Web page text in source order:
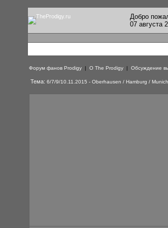
Добро
07 августа
Форум фанов Prodigy | О The Prodigy | Обсуждение
Тема: 6/7/9/10.11.2015 - Oberhausen / Hamburg /